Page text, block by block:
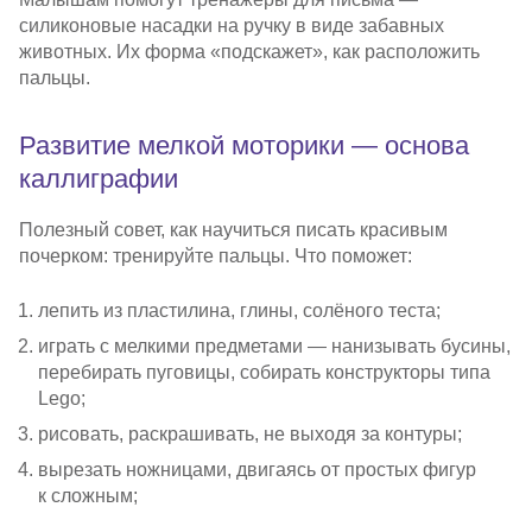
силиконовые насадки на ручку в виде забавных
животных. Их форма «подскажет», как расположить
пальцы.
Развитие мелкой моторики — основа
каллиграфии
Полезный совет, как научиться писать красивым
почерком: тренируйте пальцы. Что поможет:
лепить из пластилина, глины, солёного теста;
играть с мелкими предметами — нанизывать бусины,
перебирать пуговицы, собирать конструкторы типа
Lego;
рисовать, раскрашивать, не выходя за контуры;
вырезать ножницами, двигаясь от простых фигур
к сложным;